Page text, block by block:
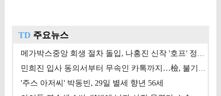
TD 주요뉴스
메가박스중앙 회생 절차 돌입, 나홍진 신작 '호프' 정상 개봉에 쏠린 시선 [상반기 결산 기획]
민희진 입사 동의서부터 무속인 카톡까지…檢, 불기소 처분 근거들 [이슈&톡]
'주스 아저씨' 박동빈, 29일 별세 향년 56세